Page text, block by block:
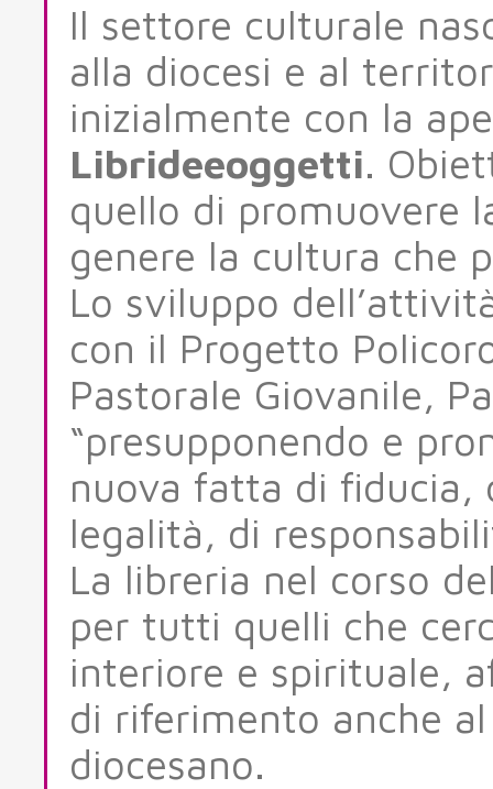
Il settore culturale
alla diocesi e al
inizialmente con la
Librideeoggetti.
quello di promuovere
genere la cultura che
Lo sviluppo
con il Progetto
Pastorale Giovanile,
“presupponendo e
nuova fatta di fiducia,
legalità, di
La libreria nel corso
per tutti quelli che
interiore e spirituale,
di riferimento anche
diocesano.